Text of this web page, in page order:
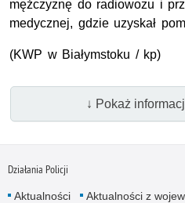
mężczyznę do radiowozu i
medycznej, gdzie uzyskał
(KWP w Białymstoku / kp)
↓ Pokaż
Działania Policji
Aktualności Aktualności z